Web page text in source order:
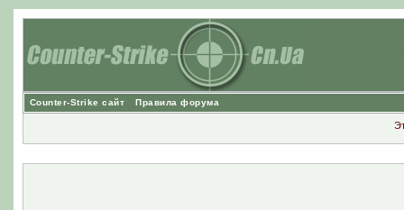
Counter-Strike сайт Правила форума